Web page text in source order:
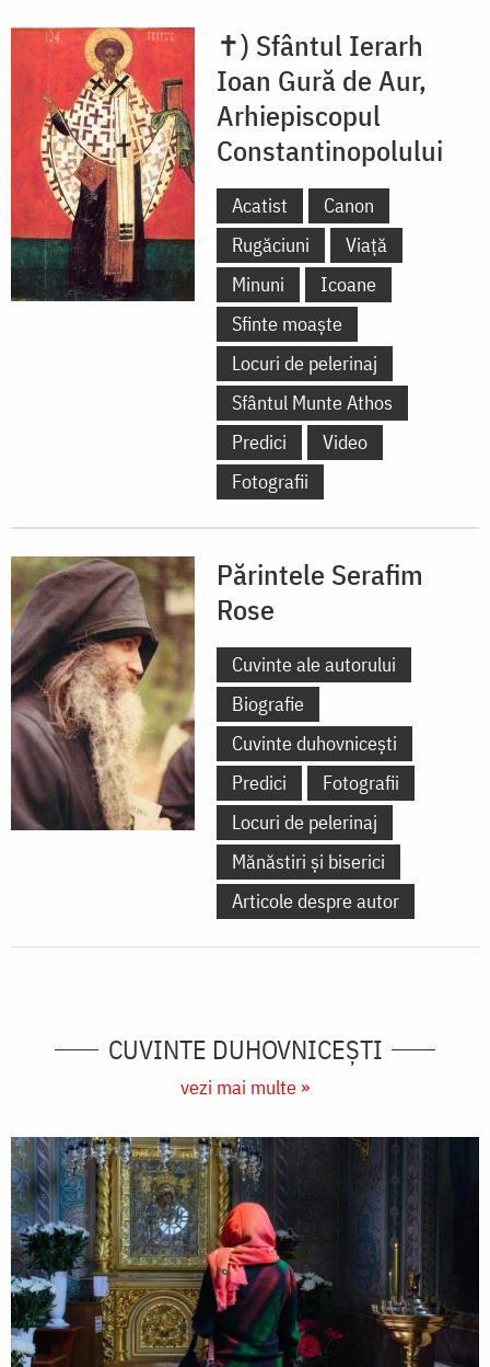
✝) Sfântul Ierarh
Ioan Gură de Aur,
Arhiepiscopul
Constantinopolului
Acatist
Canon
Rugăciuni
Viață
Minuni
Icoane
Sfinte moaște
Locuri de pelerinaj
Sfântul Munte Athos
Predici
Video
Fotografii
Părintele Serafim
Rose
Cuvinte ale autorului
Biografie
Cuvinte duhovnicești
Predici
Fotografii
Locuri de pelerinaj
Mănăstiri și biserici
Articole despre autor
CUVINTE DUHOVNICEȘTI
vezi mai multe »